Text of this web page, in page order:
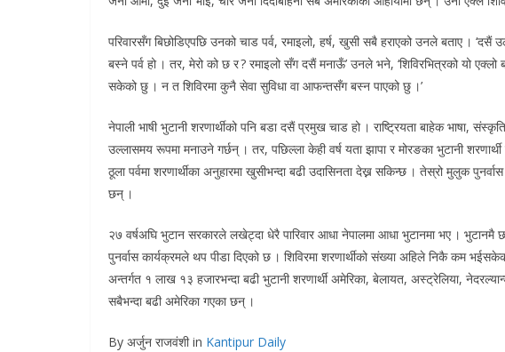
परिवारसँग बिछोडिएपछि उनको चाड पर्व, रमाइलो, हर्ष, खुसी सबै हराएको उनले बताए । ‘दसैं
बस्ने पर्व हो । तर, मेरो को छ र ? रमाइलो सँग दसैं मनाऊँ’ उनले भने, ‘शिविरभित्रको यो
सकेको छु । न त शिविरमा कुनै सेवा सुविधा वा आफन्तसँग बस्न पाएको छु ।’
नेपाली भाषी भुटानी शरणार्थीको पनि बडा दसैं प्रमुख चाड हो । राष्ट्रियता बाहेक भाषा,
उल्लासमय रूपमा मनाउने गर्छन् । तर, पछिल्ला केही वर्ष यता झापा र मोरङका भुटानी
ठूला पर्वमा शरणार्थीका अनुहारमा खुसीभन्दा बढी उदासिनता देख्न सकिन्छ । तेस्रो मुलुक
छन् ।
२७ वर्षअघि भुटान सरकारले लखेट्दा धेरै पारिवार आधा नेपालमा आधा भुटानमा भए । भुटानमै
पुनर्वास कार्यक्रमले थप पीडा दिएको छ । शिविरमा शरणार्थीको संख्या अहिले निकै कम
अन्तर्गत १ लाख १३ हजारभन्दा बढी भुटानी शरणार्थी अमेरिका, बेलायत, अस्ट्रेलिया,
सबैभन्दा बढी अमेरिका गएका छन् ।
By अर्जुन राजवंशी in Kantipur Daily